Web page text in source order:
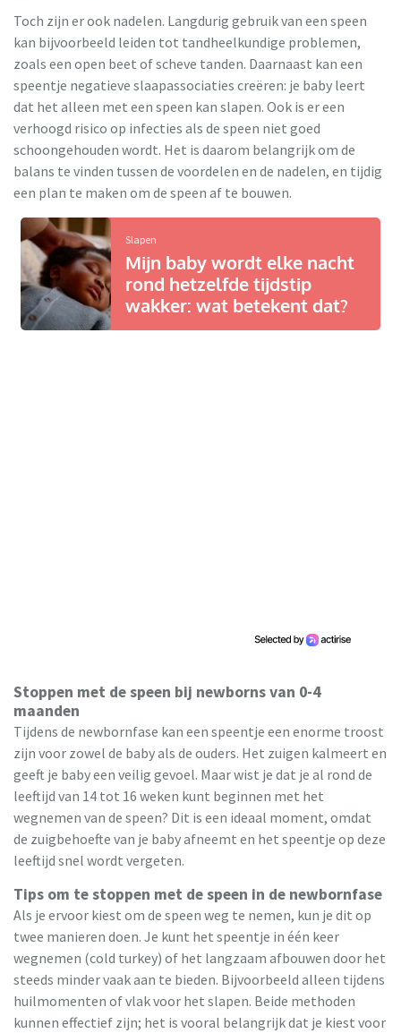
Toch zijn er ook nadelen. Langdurig gebruik van een speen
kan bijvoorbeeld leiden tot tandheelkundige problemen,
zoals een open beet of scheve tanden. Daarnaast kan een
speentje negatieve slaapassociaties creëren: je baby leert
dat het alleen met een speen kan slapen. Ook is er een
verhoogd risico op infecties als de speen niet goed
schoongehouden wordt. Het is daarom belangrijk om de
balans te vinden tussen de voordelen en de nadelen, en tijdig
een plan te maken om de speen af te bouwen.
Slapen
Mijn baby wordt elke nacht
rond hetzelfde tijdstip
wakker: wat betekent dat?
Stoppen met de speen bij newborns van 0-4
maanden
Tijdens de newbornfase kan een speentje een enorme troost
zijn voor zowel de baby als de ouders. Het zuigen kalmeert en
geeft je baby een veilig gevoel. Maar wist je dat je al rond de
leeftijd van 14 tot 16 weken kunt beginnen met het
wegnemen van de speen? Dit is een ideaal moment, omdat
de zuigbehoefte van je baby afneemt en het speentje op deze
leeftijd snel wordt vergeten.
Tips om te stoppen met de speen in de newbornfase
Als je ervoor kiest om de speen weg te nemen, kun je dit op
twee manieren doen. Je kunt het speentje in één keer
wegnemen (cold turkey) of het langzaam afbouwen door het
steeds minder vaak aan te bieden. Bijvoorbeeld alleen tijdens
huilmomenten of vlak voor het slapen. Beide methoden
kunnen effectief zijn; het is vooral belangrijk dat je kiest voor